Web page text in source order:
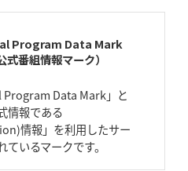
定「フィールド丸ごと計測機器」の
Program Data Mark
式番組情報マーク）
Program Data Mark」と
情報である
情報」を利用したサー
いるマークです。